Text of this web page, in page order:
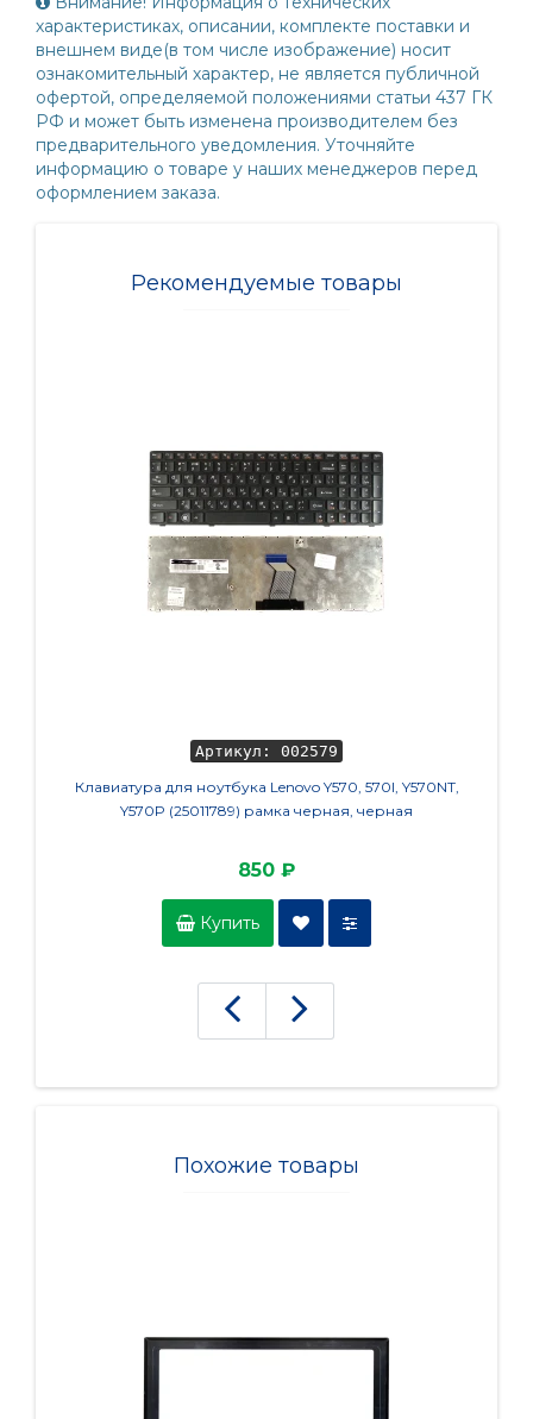
характеристиках, описании, комплекте поставки и
внешнем виде(в том числе изображение) носит
ознакомительный характер, не является публичной
офертой, определяемой положениями статьи 437 ГК
РФ и может быть изменена производителем без
предварительного уведомления. Уточняйте
информацию о товаре у наших менеджеров перед
оформлением заказа.
Рекомендуемые товары
Артикул: 002579
Клавиатура для ноутбука Lenovo Y570, 570I, Y570NT,
Y570P (25011789) рамка черная, черная
850 ₽
Купить
Похожие товары